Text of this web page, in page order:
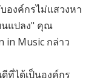
องค์กรไม่แสวงหา
นแปลง" คุณ
in Music กล่าว
ที่ได้เป็นองค์กร